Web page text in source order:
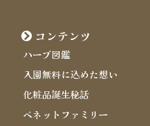
コンテンツ
ハーブ図鑑
入園無料に込めた想い
化粧品誕生秘話
ベネットファミリー